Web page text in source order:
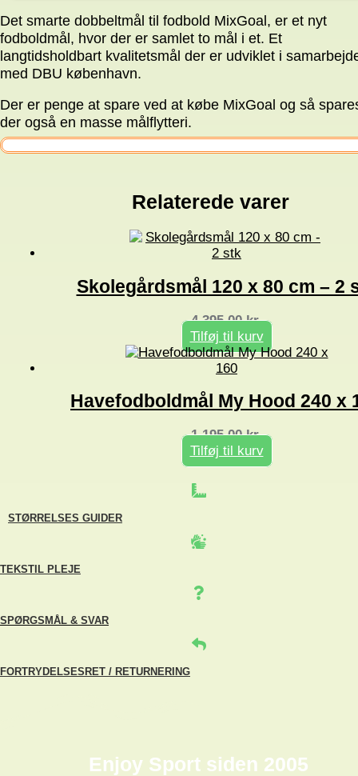
Det smarte dobbeltmål til fodbold MixGoal, er et nyt
fodboldmål, hvor der er samlet to mål i et. Et
langtidsholdbart kvalitetsmål der er udviklet i
med DBU københavn.
Der er penge at spare ved at købe MixGoal og så
der også en masse målflytteri.
Relaterede varer
Skolegårdsmål 120 x 80 cm – 2
4.395,00kr.
Tilføj til kurv
Havefodboldmål My Hood 240 x
1.195,00kr.
Tilføj til kurv
STØRRELSES GUIDER
TEKSTIL PLEJE
SPØRGSMÅL & SVAR
FORTRYDELSESRET / RETURNERING
Enjoy Sport siden 2005